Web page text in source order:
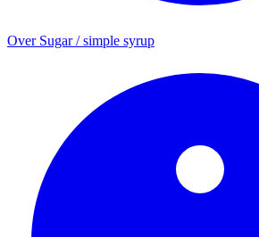
Over Sugar / simple syrup